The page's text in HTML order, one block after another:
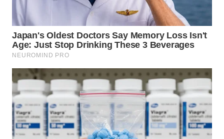
KEPULAUAN
SERIBU
WN
TANGERANG
BINJAI
WN